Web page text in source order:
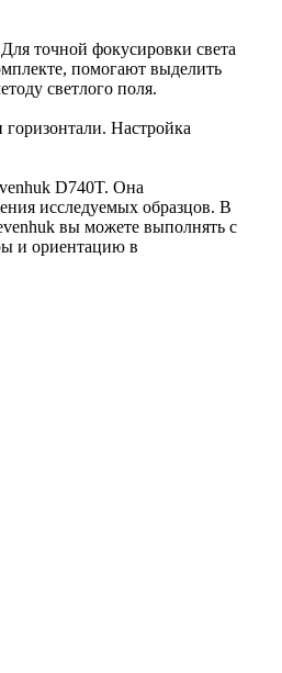
точной фокусировки света
помогают выделить
светлого поля.
Настройка
D740T. Она
исследуемых образцов. В
вы можете выполнять с
и ориентацию в